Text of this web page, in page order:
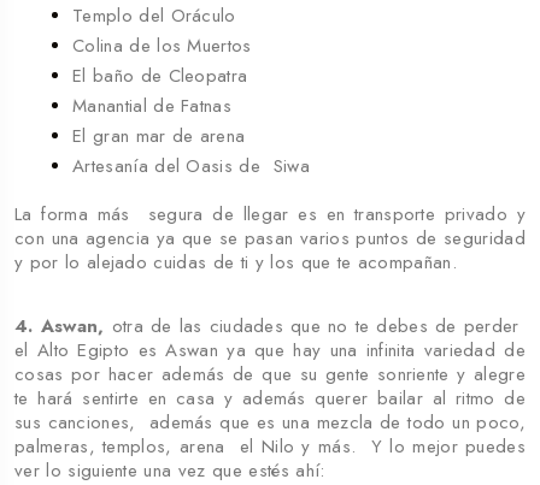
Templo del Oráculo
Colina de los Muertos
El baño de Cleopatra
Manantial de Fatnas
El gran mar de arena
Artesanía del Oasis de Siwa
La forma más segura de llegar es en transporte privado y
con una agencia ya que se pasan varios puntos de seguridad
y por lo alejado cuidas de ti y los que te acompañan.
4. Aswan, otra de las ciudades que no te debes de perder
el Alto Egipto es Aswan ya que hay una infinita variedad de
cosas por hacer además de que su gente sonriente y alegre
te hará sentirte en casa y además querer bailar al ritmo de
sus canciones, además que es una mezcla de todo un poco,
palmeras, templos, arena el Nilo y más. Y lo mejor puedes
ver lo siguiente una vez que estés ahí: